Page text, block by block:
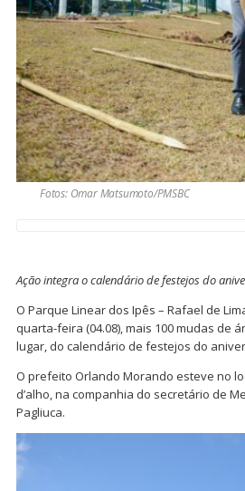
Fotos: Omar Matsumoto/PMSBC
Ação integra o calendário de festejos do
O Parque Linear dos Ipês – Rafael de
quarta-feira (04.08), mais 100 mudas de
lugar, do calendário de festejos do
O prefeito Orlando Morando esteve no
d’alho, na companhia do secretário de
Pagliuca.